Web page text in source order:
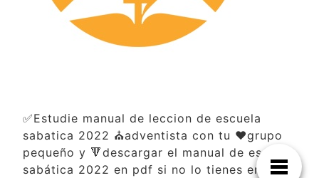
✅Estudie manual de leccion de escuela
sabatica 2022 ⛪adventista con tu ❤️grupo
pequeño y 🔻descargar el manual de escuela
sabática 2022 en pdf si no lo tienes en